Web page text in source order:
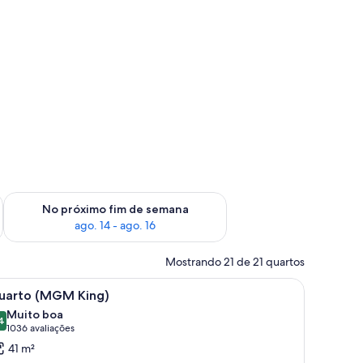
semana, ago. 7 - ago. 9
No próximo fim de semana
ago. 14 - ago. 16
Verifica a disponibilidade para o próximo fim de semana,
Mostrando 21 de 21 quartos
Quarto de hotel moderno com uma cama
4 (MGM King)
de 10
Muito boa
1036 avaliações
(1036
avaliações)
41 m²